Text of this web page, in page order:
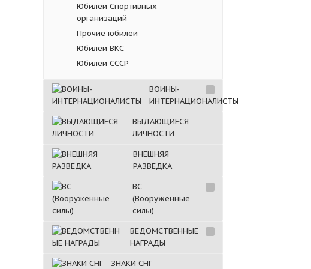
Юбилеи Спортивных
организаций
Прочие юбилеи
Юбилеи ВКС
Юбилеи СССР
ВОИНЫ-
ИНТЕРНАЦИОНАЛИСТЫ
ВЫДАЮЩИЕСЯ
ЛИЧНОСТИ
ВНЕШНЯЯ
РАЗВЕДКА
ВС
(Вооруженные
силы)
ВЕДОМСТВЕННЫЕ
НАГРАДЫ
ЗНАКИ СНГ